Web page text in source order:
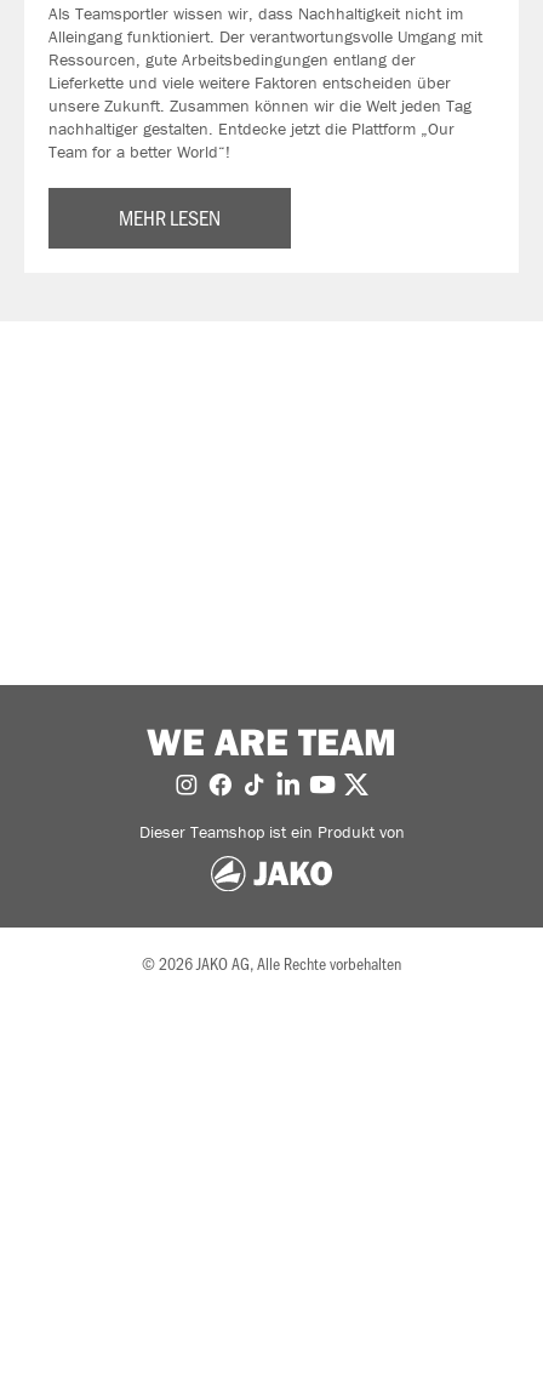
Als Teamsportler wissen wir, dass Nachhaltigkeit nicht im
Alleingang funktioniert. Der verantwortungsvolle Umgang mit
Ressourcen, gute Arbeitsbedingungen entlang der
Lieferkette und viele weitere Faktoren entscheiden über
unsere Zukunft. Zusammen können wir die Welt jeden Tag
nachhaltiger gestalten. Entdecke jetzt die Plattform „Our
Team for a better World“!
MEHR LESEN
WE ARE TEAM
Dieser Teamshop ist ein Produkt von
© 2026 JAKO AG, Alle Rechte vorbehalten